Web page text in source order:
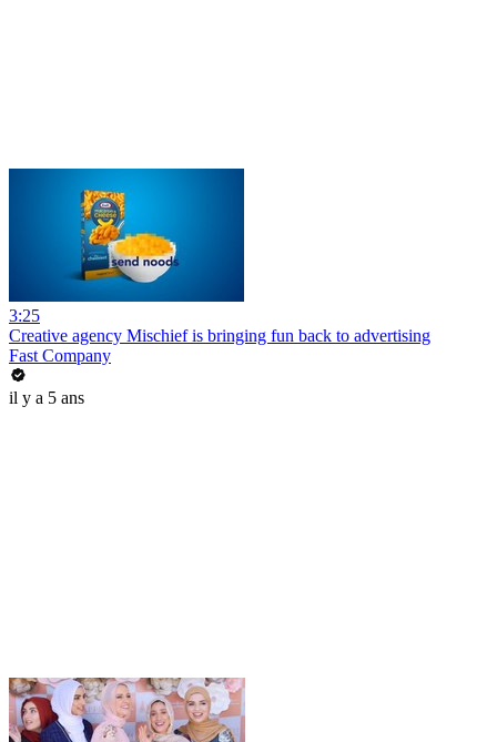
3:25
Creative agency Mischief is bringing fun back to advertising
Fast Company
il y a 5 ans